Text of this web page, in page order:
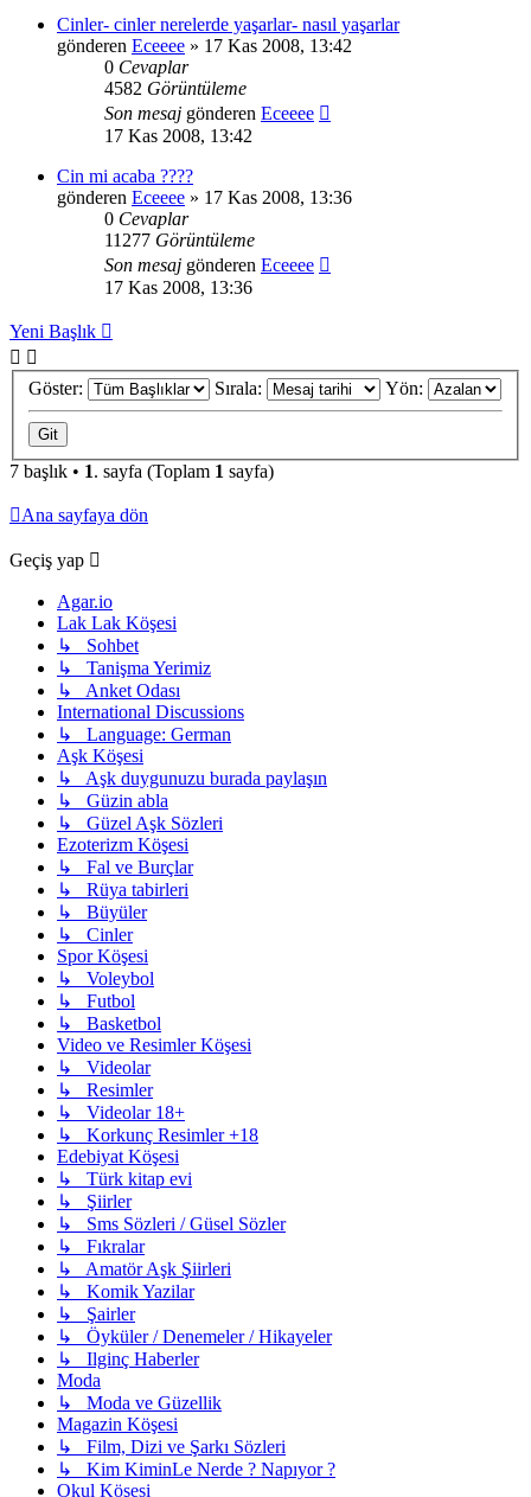
Cinler- cinler nerelerde yaşarlar- nasıl yaşarlar
gönderen Eceeee » 17 Kas 2008, 13:42
0 Cevaplar
4582 Görüntüleme
Son mesaj gönderen Eceeee
17 Kas 2008, 13:42
Cin mi acaba ????
gönderen Eceeee » 17 Kas 2008, 13:36
0 Cevaplar
11277 Görüntüleme
Son mesaj gönderen Eceeee
17 Kas 2008, 13:36
Yeni Başlık
Göster: Sırala: Yön:
7 başlık • 1. sayfa (Toplam 1 sayfa)
Ana sayfaya dön
Geçiş yap
Agar.io
Lak Lak Köşesi
↳ Sohbet
↳ Tanişma Yerimiz
↳ Anket Odası
International Discussions
↳ Language: German
Aşk Köşesi
↳ Aşk duygunuzu burada paylaşın
↳ Güzin abla
↳ Güzel Aşk Sözleri
Ezoterizm Köşesi
↳ Fal ve Burçlar
↳ Rüya tabirleri
↳ Büyüler
↳ Cinler
Spor Köşesi
↳ Voleybol
↳ Futbol
↳ Basketbol
Video ve Resimler Köşesi
↳ Videolar
↳ Resimler
↳ Videolar 18+
↳ Korkunç Resimler +18
Edebiyat Köşesi
↳ Türk kitap evi
↳ Şiirler
↳ Sms Sözleri / Güsel Sözler
↳ Fıkralar
↳ Amatör Aşk Şiirleri
↳ Komik Yazilar
↳ Şairler
↳ Öyküler / Denemeler / Hikayeler
↳ Ilginç Haberler
Moda
↳ Moda ve Güzellik
Magazin Köşesi
↳ Film, Dizi ve Şarkı Sözleri
↳ Kim KiminLe Nerde ? Napıyor ?
Okul Köşesi